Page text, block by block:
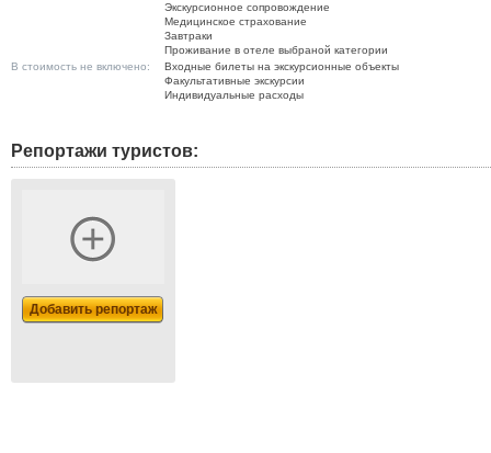
Экскурсионное сопровождение
Медицинское страхование
Завтраки
Проживание в отеле выбраной категории
В стоимость не включено:
Входные билеты на экскурсионные объекты
Факультативные экскурсии
Индивидуальные расходы
Репортажи туристов:
Добавить репортаж